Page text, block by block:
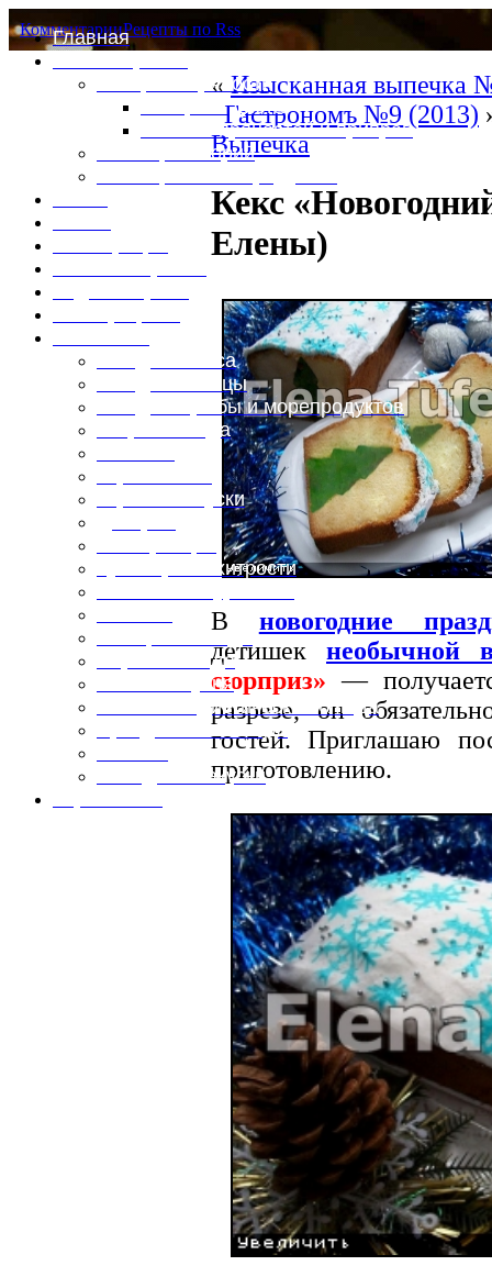
Главная
Специи и пряности
Специи и диета
Каталог пряностей и приправ
Таблица калорий
Блюда из мяса
Блюда из птицы
Блюда из рыбы и морепродуктов
Вторые блюда
Горячие закуски
Кулинарные хитрости
Первые блюда
Полевая кухня
Постные и диетические блюда
Праздничные блюда
Холодные закуски
КомментарииРецепты по Rss
«Изысканная выпечка
Гастрономъ №9 (2013)
Выпечка
Кекс
Елены)
В новогодние
детишек необычной
сюрприз» —
разрезе, он
гостей. Приглашаю
приготовлению.